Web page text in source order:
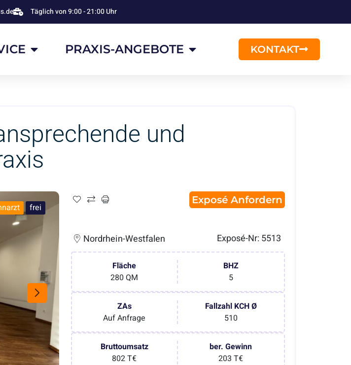
Täglich von 9:00 - 21:00 Uhr
PRAXIS-ANGEBOTE KONTAKT
und
frei
Exposé Anfordern
Nordrhein-Westfalen Exposé-Nr: 5513
Fläche
280 QM
BHZ
5
ZAs
Auf Anfrage
Fallzahl KCH Ø
510
Bruttoumsatz
802 T€
ber. Gewinn
203 T€